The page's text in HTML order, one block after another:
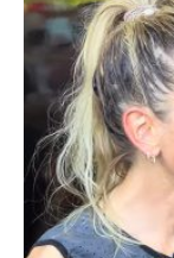
u
r
s
a
g
o